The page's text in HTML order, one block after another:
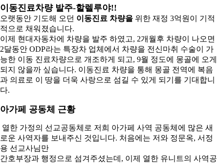
이동진료차량 발주-할렐루야!!
오랫동안 기도해 오던 이동진료 차량을 위한 재정 3억원이 기적
적으로 채워졌습니다.
이제 현대자동차에 차량을 발주 하였고, 2개월후 차량이 나오면
2달동안 ODP라는 특장차 업체에서 차량을 전신마취 수술이 가
능한 이동 진료차량으로 개조하게 되고, 9월 정도에 몽골에 오게
되지 않을까 싶습니다. 이동진료 차량을 통해 몽골 전역에 복음
과 의료로 이 땅을 더욱 사랑으로 섬길 수 있게 되기를 기대합니
다.
아가페 공동체 근황
열한 가정의 선교공동체로 저희 아가페 사역 공동체에 많은 새
로운 사역자를 보내주신 것입니다. 처음에는 저와 정문옥, 서정
용 선교사님만
간호부장과 행정으로 섬겨주셨는데, 이제 열한 유니트의 사역공